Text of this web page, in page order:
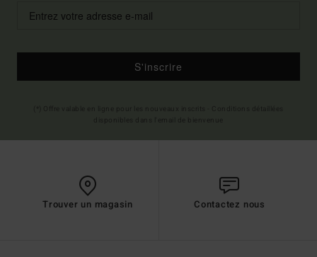
S'inscrire
Trouver un magasin Contactez nous